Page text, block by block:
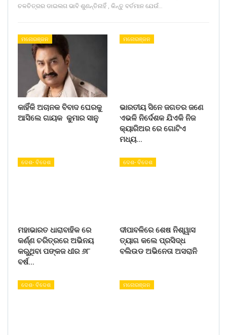
ଚଳଚିତ୍ରର ଡାଇଲଗ ଭାବି ଶୁଣନ୍ତିନାହିଁ , କିନ୍ତୁ ବର୍ତମାନ ଯେଉଁ…
ମନୋରଞ୍ଜନ
କାହିଁକି ଅଚାନକ ବିବାଦ ଘେରକୁ
ଆସିଲେ ଗାୟକ କୁମାର ସାନୁ
ମନୋରଞ୍ଜନ
ଭାରତୀୟ ସିନେ ଜଗତର ଜଣେ
ଏଭଳି ନିର୍ଦେଶକ ଯିଏକି ନିଜ
କ୍ୟାରିଅର ରେ ଗୋଟିଏ
ମଧ୍ୟ…
ଦେଶ- ବିଦେଶ
ମହାଭାରତ ଧାରାବାହିକ ରେ
କର୍ଣ୍ଣ ଚରିତ୍ରରେ ଅଭିନୟ
କରୁଥିବା ପଙ୍କଜ ଧୀର ୬୮
ବର୍ଷ…
ଦେଶ- ବିଦେଶ
ଦୀପାବଳିରେ ଶେଷ ନିଶ୍ୱାସ
ତ୍ୟାଗ କଲେ ପ୍ରସିଦ୍ଧ
ବଲିଉଡ ଅଭିନେତା ଅସରାନି
ଦେଶ- ବିଦେଶ ମନୋରଞ୍ଜନ